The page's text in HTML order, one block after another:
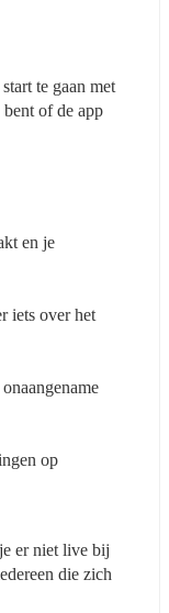
te gaan met
of de app
en je
iets over het
op
er niet live bij
die zich